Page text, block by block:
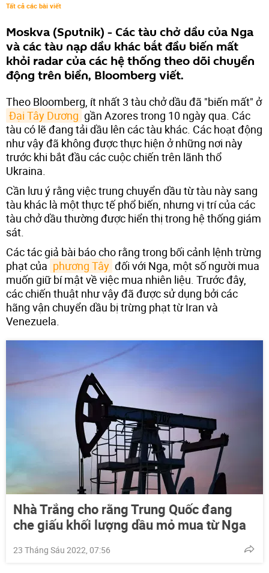
Tất cả các bài viết
Moskva (Sputnik) - Các tàu chở dầu của Nga
và các tàu nạp dầu khác bắt đầu biến mất
khỏi radar của các hệ thống theo dõi chuyển
động trên biển, Bloomberg viết.
Theo Bloomberg, ít nhất 3 tàu chở dầu đã "biến mất" ở
Đại Tây Dương gần Azores trong 10 ngày qua. Các
tàu có lẽ đang tải dầu lên các tàu khác. Các hoạt động
như vậy đã không được thực hiện ở những nơi này
trước khi bắt đầu các cuộc chiến trên lãnh thổ
Ukraina.
Cần lưu ý rằng việc trung chuyển dầu từ tàu này sang
tàu khác là một thực tế phổ biến, nhưng vị trí của các
tàu chở dầu thường được hiển thị trong hệ thống giám
sát.
Các tác giả bài báo cho rằng trong bối cảnh lệnh trừng
phạt của phương Tây đối với Nga, một số người mua
muốn giữ bí mật về việc mua nhiên liệu. Trước đây,
các chiến thuật như vậy đã được sử dụng bởi các
hãng vận chuyển dầu bị trừng phạt từ Iran và
Venezuela.
Nhà Trắng cho rằng Trung Quốc đang
che giấu khối lượng dầu mỏ mua từ Nga
23 Tháng Sáu 2022, 07:56